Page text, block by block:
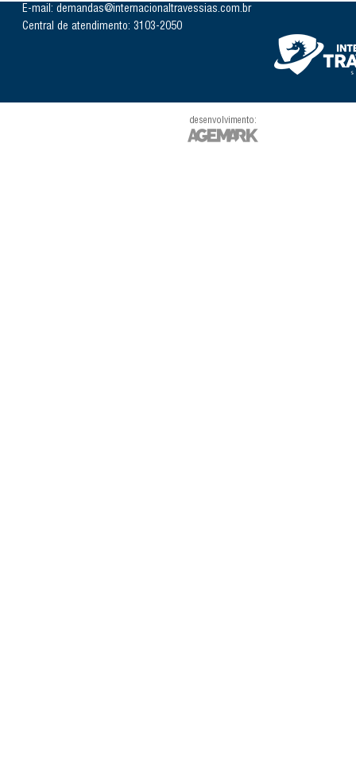
E-mail: demandas@internacionaltravessias.com.br
Central de atendimento: 3103-2050
desenvolvimento: